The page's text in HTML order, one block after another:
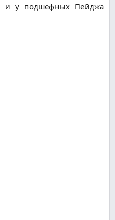
и у подшефных Пейджа